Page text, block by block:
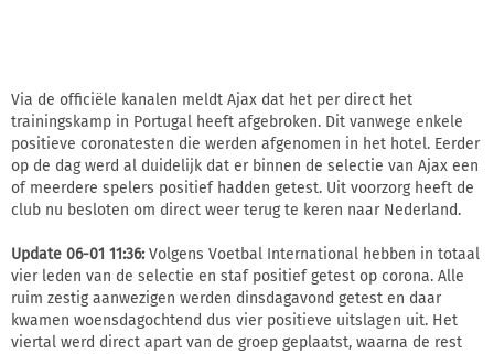
Via de officiële kanalen meldt Ajax dat het per direct het
trainingskamp in Portugal heeft afgebroken. Dit vanwege enkele
positieve coronatesten die werden afgenomen in het hotel. Eerder
op de dag werd al duidelijk dat er binnen de selectie van Ajax een
of meerdere spelers positief hadden getest. Uit voorzorg heeft de
club nu besloten om direct weer terug te keren naar Nederland.
Update 06-01 11:36:Volgens Voetbal International hebben in totaal
vier leden van de selectie en staf positief getest op corona. Alle
ruim zestig aanwezigen werden dinsdagavond getest en daar
kwamen woensdagochtend dus vier positieve uitslagen uit. Het
viertal werd direct apart van de groep geplaatst, waarna de rest